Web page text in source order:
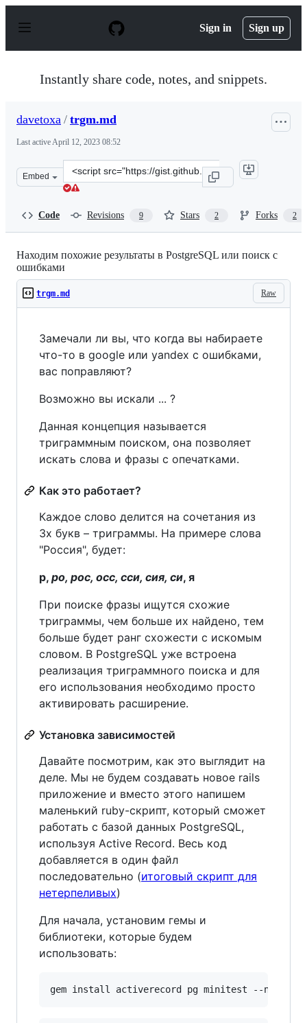
p
Sign in Sign up
Instantly share code, notes, and snippets.
davetoxa / trgm.md
Last activeApril 12, 2023 08:52
Embed
Clone
this
Code Revisions 9 Stars 2 Forks 2
Находим похожие результаты в PostgreSQL или поиск с
ошибками
Raw
trgm.md
Замечали ли вы, что когда вы набираете
что-то в google или yandex с ошибками,
вас поправляют?
Возможно вы искали ... ?
Данная концепция называется
триграммным поиском, она позволяет
искать слова и фразы с опечатками.
Как это работает?
Каждое слово делится на сочетания из
3х букв – триграммы. На примере слова
"Россия", будет:
р, ро, рос, осс, сси, сия, си, я
При поиске фразы ищутся схожие
триграммы, чем больше их найдено, тем
больше будет ранг схожести с искомым
словом. В PostgreSQL уже встроена
реализация триграммного поиска и для
его использования необходимо просто
активировать расширение.
Установка зависимостей
Давайте посмотрим, как это выглядит на
деле. Мы не будем создавать новое rails
приложение и вместо этого напишем
маленький ruby-скрипт, который сможет
работать с базой данных PostgreSQL,
используя Active Record. Весь код
добавляется в один файл
последовательно (итоговый скрипт для
нетерпеливых)
Для начала, установим гемы и
библиотеки, которые будем
использовать: